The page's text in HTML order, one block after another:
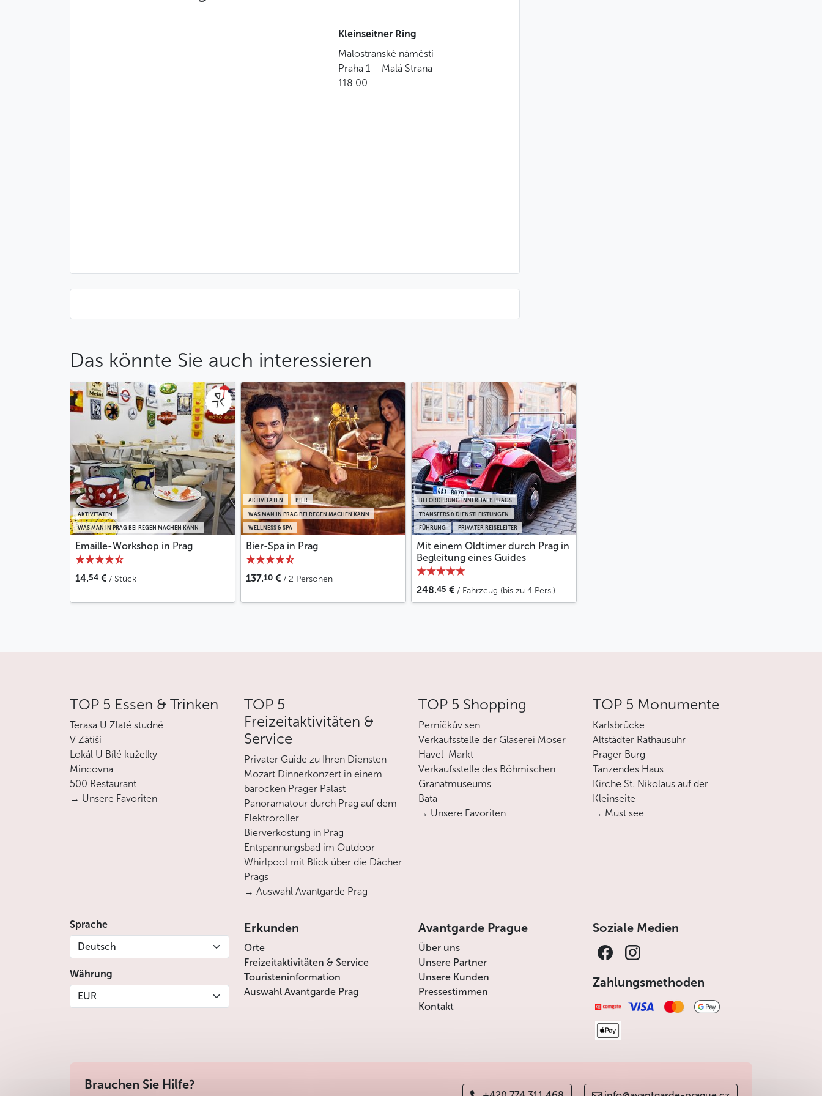
Kleinseitner Ring
Malostranské náměstí
Praha 1 – Malá Strana
118 00
Das könnte Sie auch interessieren
WAS MAN IN PRAG BEI REGEN MACHEN KANN
AKTIVITÄTEN
Emaille-Workshop in Prag
14.54 € / Stück
WELLNESS & SPA
WAS MAN IN PRAG BEI REGEN MACHEN KANN
AKTIVITÄTEN BIER
Bier-Spa in Prag
137.10 € / 2 Personen
FÜHRUNG PRIVATER REISELEITER
TRANSFERS & DIENSTLEISTUNGEN
BEFÖRDERUNG INNERHALB PRAGS
Mit einem Oldtimer durch Prag in
Begleitung eines Guides
248.45 € / Fahrzeug (bis zu 4 Pers.)
TOP 5 Essen & Trinken
Terasa U Zlaté studně
V Zátiší
Lokál U Bílé kuželky
Mincovna
500 Restaurant
→ Unsere Favoriten
TOP 5
Freizeitaktivitäten &
Service
Privater Guide zu Ihren Diensten
Mozart Dinnerkonzert in einem
barocken Prager Palast
Panoramatour durch Prag auf dem
Elektroroller
Bierverkostung in Prag
Entspannungsbad im Outdoor-
Whirlpool mit Blick über die Dächer
Prags
→ Auswahl Avantgarde Prag
TOP 5 Shopping
Perníčkův sen
Verkaufsstelle der Glaserei Moser
Havel-Markt
Verkaufsstelle des Böhmischen
Granatmuseums
Bata
→ Unsere Favoriten
TOP 5 Monumente
Karlsbrücke
Altstädter Rathausuhr
Prager Burg
Tanzendes Haus
Kirche St. Nikolaus auf der
Kleinseite
→ Must see
Sprache
Deutsch
Währung
EUR
Erkunden
Orte
Freizeitaktivitäten & Service
Touristeninformation
Auswahl Avantgarde Prag
Avantgarde Prague
Über uns
Unsere Partner
Unsere Kunden
Pressestimmen
Kontakt
Soziale Medien
Zahlungsmethoden
Brauchen Sie Hilfe?